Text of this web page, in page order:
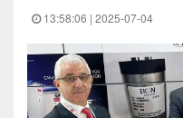
13:58:06 | 2025-07-04